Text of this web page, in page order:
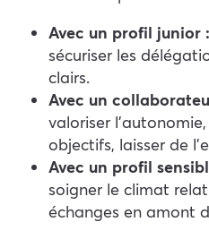
Avec un profil junior :
sécuriser les
clairs.
Avec un
valoriser
objectifs, laisser de
Avec un profil
soigner le climat
échanges en amont